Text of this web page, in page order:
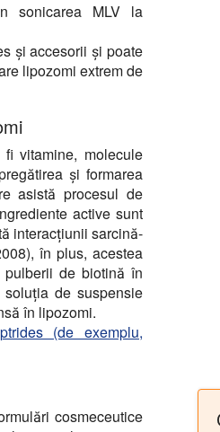
sonicarea MLV la
și accesorii și poate
lipozomi extrem de
vitamine, molecule
și formarea
asistă procesul de
active sunt
interacțiunii sarcină-
în plus, acestea
pulberii de biotină în
de suspensie
în lipozomi.
(de exemplu,
cosmeceutice